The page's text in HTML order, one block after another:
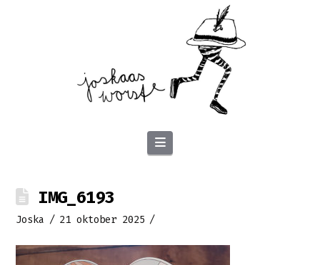
Navigation
IMG_6193
Joska 21 oktober 2025